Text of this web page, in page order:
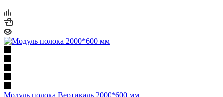
Модуль полока Вертикаль 2000*600 мм